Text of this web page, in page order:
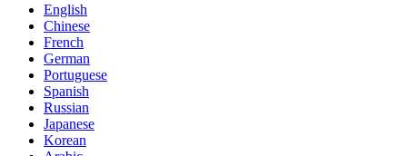
English
Chinese
French
German
Portuguese
Spanish
Russian
Japanese
Korean